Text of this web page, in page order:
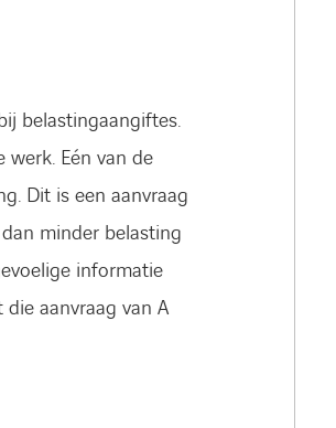
belastingaangiftes.
Eén van de
Dit is een aanvraag
minder belasting
informatie
aanvraag van A